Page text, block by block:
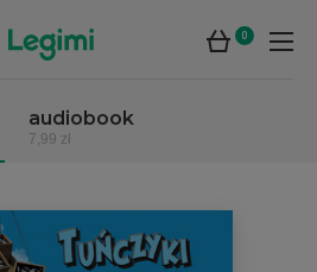
0
audiobook
7,99 zł